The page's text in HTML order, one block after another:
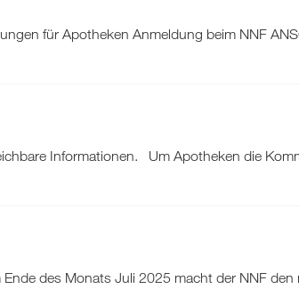
für Apotheken Anmeldung beim NNF
Informationen. Um Apotheken die
des Monats Juli 2025 macht der NNF